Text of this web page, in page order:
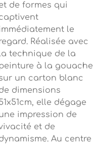
de formes qui
le
Réalisée avec
technique de la
à la gouache
un carton blanc
dimensions
elle dégage
impression de
et de
Au centre